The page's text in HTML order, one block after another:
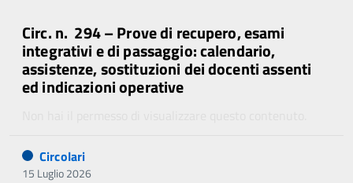
Circ. n. 294 – Prove di recupero, esami
integrativi e di passaggio: calendario,
assistenze, sostituzioni dei docenti assenti
ed indicazioni operative
Circolari
15 Luglio 2026